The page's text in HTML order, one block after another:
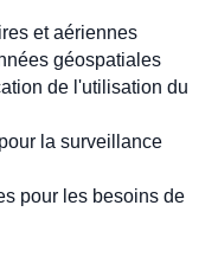
et aériennes
géospatiales
de l'utilisation du
la surveillance
pour les besoins de